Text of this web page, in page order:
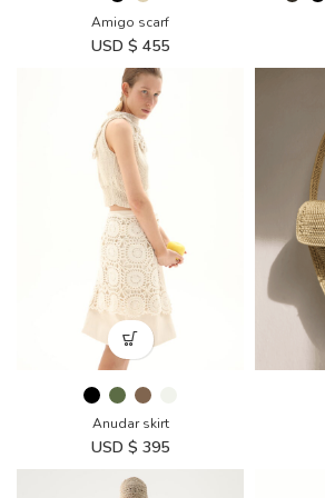
Amigo scarf
USD $ 455
Anudar skirt
USD $ 395